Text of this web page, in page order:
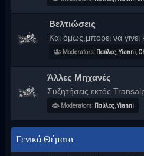
Βελτιώσεις
Και όμως,μπορεί να γινει
Moderators: Παύλος,Yianni,
Άλλες Μηχανές
Συζητήσεις εκτός
Moderators: Παύλος,Yianni
Γενικά Θέματα